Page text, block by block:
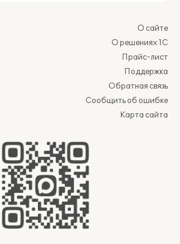
О сайте
О решениях 1С
Прайс-лист
Поддержка
Обратная связь
Сообщить об ошибке
Карта сайта